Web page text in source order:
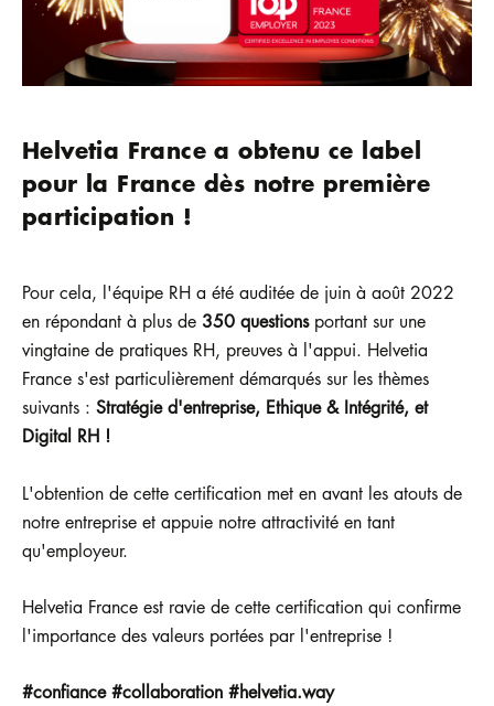
Helvetia France a obtenu ce label
pour la France dès notre première
participation !
Pour cela, l'équipe RH a été auditée de juin à août 2022
en répondant à plus de 350 questionsportant sur une
vingtaine de pratiques RH, preuves à l'appui. Helvetia
France s'est particulièrement démarqués sur les thèmes
suivants : Stratégie d'entreprise, Ethique & Intégrité, et
Digital RH !
L'obtention de cette certification met en avant les atouts de
notre entreprise et appuie notre attractivité en tant
qu'employeur.
Helvetia France est ravie de cette certification qui confirme
l'importance des valeurs portées par l'entreprise !
#confiance #collaboration #helvetia.way